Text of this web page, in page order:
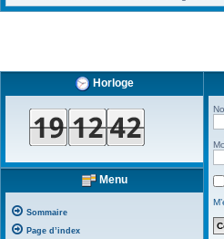
Horloge
Menu
Sommaire
Page d’index